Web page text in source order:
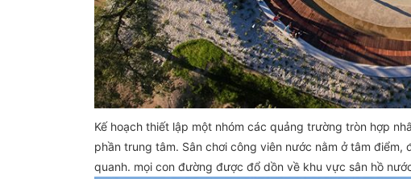
Kế hoạch thiết lập một nhóm các quảng trường tròn hợp
phần trung tâm. Sân chơi công viên nước nằm ở tâm
quanh. mọi con đường được đổ dồn về khu vực sân hồ